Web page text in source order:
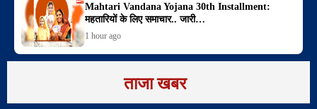
Mahtari Vandana Yojana 30th Installment:
महतारियों के लिए समाचार.. जारी…
1 hour ago
ताजा खबर